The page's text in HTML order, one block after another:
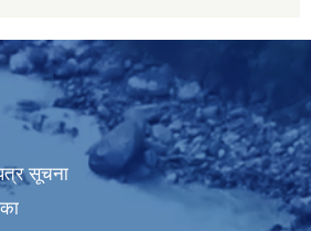
सूचना